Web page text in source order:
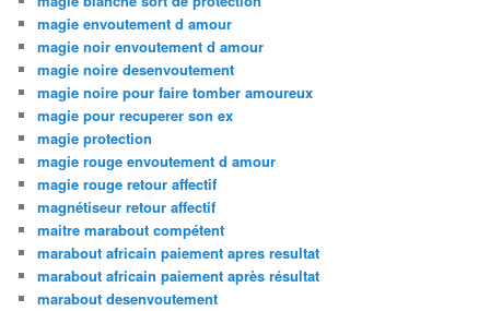
magie envoutement d amour
magie noir envoutement d amour
magie noire desenvoutement
magie noire pour faire tomber amoureux
magie pour recuperer son ex
magie protection
magie rouge envoutement d amour
magie rouge retour affectif
magnétiseur retour affectif
maitre marabout compétent
marabout africain paiement apres resultat
marabout africain paiement après résultat
marabout desenvoutement